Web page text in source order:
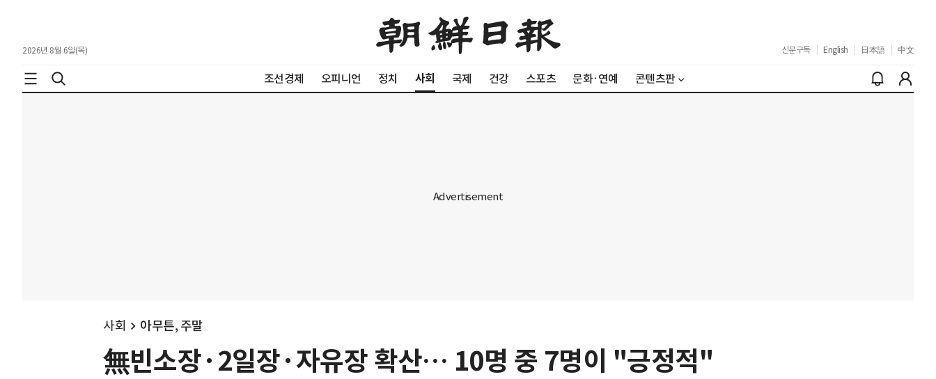
2026년 8월 6일(목) 신문구독 English 日本語 中文
조선경제 오피니언 정치 사회 국제 건강 스포츠 문화·연예 콘텐츠판
사회 아무튼, 주말
無빈소장·2일장·자유장 확산… 10명 중 7명이 "긍정적"